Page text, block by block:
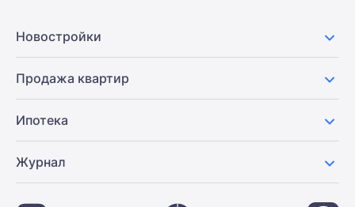
Новостройки
Продажа квартир
Ипотека
Журнал